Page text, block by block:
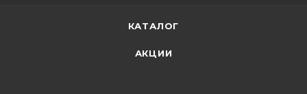
КАТАЛОГ
АКЦИИ